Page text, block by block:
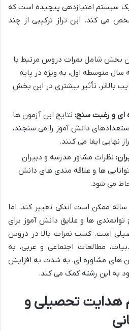
سیستم امتیازدهی پیچیده است که
می کند. این تراز ترکیبی از چند
بخش شامل نمرات دروس مرتبط با
متوسطه اول، به ویژه در پایه
بالاتر، تأثیر بیشتری در این بخش
نتایج این آزمون ها
دانش آموز را می سنجند،
نهایی ایفا می کنند.
نظرات مشاور مدرسه و دبیران
ها و علاقه مندی های دانش
می شود.
ممکن است اندکی تغییر کند، اما
ها و علایق دانش آموز برای
است. کسب نمرات بالا در دروس
مطالعات اجتماعی و عربی، به
های مشاوره ای، به شدت به افزایش
به این رشته کمک می کند.
هدایت تحصیلی و